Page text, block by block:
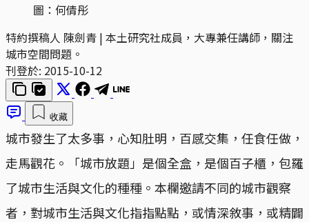
圖：何倩彤
特約撰稿人 陳劍青 | 本土研究社成員，大專兼任講師，關注
城市空間問題。
刊登於: 2015-10-12
收藏
城市發生了太多事，心知肚明，百感交集，任食任做，
走馬觀花。「城市放題」是個全盒，是個百子櫃，包羅
了城市生活與文化的種種。本欄邀請不同的城市觀察
者，對城市生活與文化指指點點，或情深敘事，或精闢